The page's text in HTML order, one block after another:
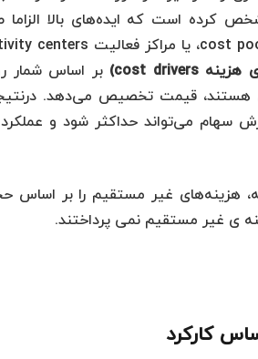
هزینهcost drivers
) بر اساس شمار
هستند، قیمت تخصیص می‌دهد.
سهام می‌تواند حداکثر شود و
هزینه‌های غیر مستقیم را بر
ی غیر مستقیم نمی پرداختند.
کارکرد